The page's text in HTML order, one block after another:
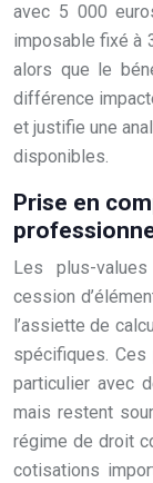
avec 5 000
imposable fixé à
alors que le
différence
et justifie une
disponibles.
Prise en
Les plus-
cession
l’assiette de
spécifiques. Ces
particulier avec
mais restent
régime de droit
cotisations